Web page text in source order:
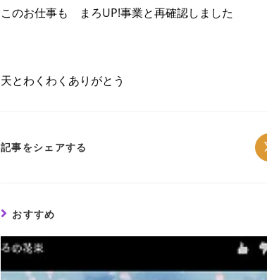
このお仕事も まろUP!事業と再確認しました
天とわくわくありがとう
記事をシェアする
おすすめ